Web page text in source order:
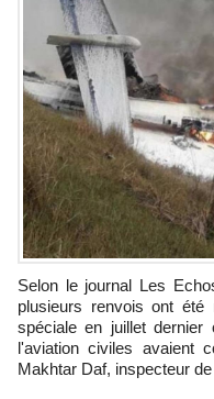
Selon le journal Les Echos dans sa parution de ce vendredi,
plusieurs renvois ont été
spéciale en juillet
l'aviation civiles avaient
Makhtar Daf, inspecteur